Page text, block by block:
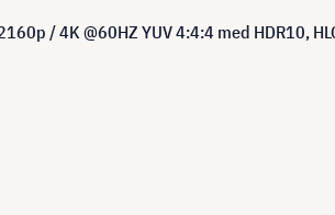
/ 4K @60HZ YUV 4:4:4 med HDR10,